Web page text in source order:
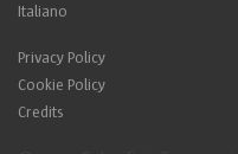
Italiano
Privacy Policy
Cookie Policy
Credits